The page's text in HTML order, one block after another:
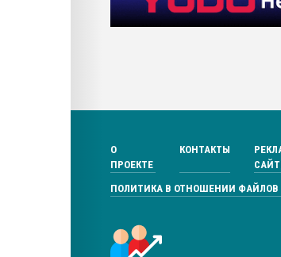
О
ПРОЕКТЕ
КОНТАКТЫ
ПОЛИТИКА В ОТНОШЕНИИ ФАЙЛОВ